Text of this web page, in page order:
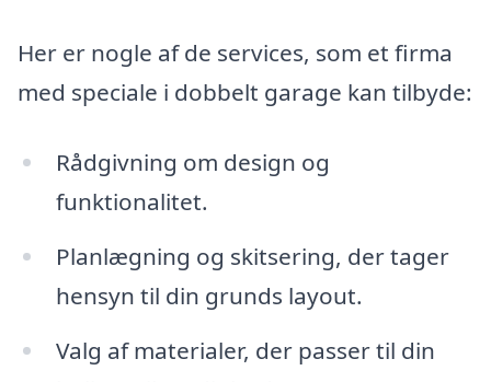
Her er nogle af de services, som et firma
med speciale i dobbelt garage kan tilbyde:
Rådgivning om design og
funktionalitet.
Planlægning og skitsering, der tager
hensyn til din grunds layout.
Valg af materialer, der passer til din